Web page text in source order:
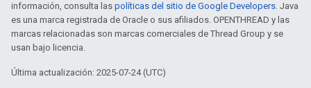
información, consulta las políticas del sitio de Google Developers. Java
es una marca registrada de Oracle o sus afiliados. OPENTHREAD y las
marcas relacionadas son marcas comerciales de Thread Group y se
usan bajo licencia.
Última actualización: 2025-07-24 (UTC)